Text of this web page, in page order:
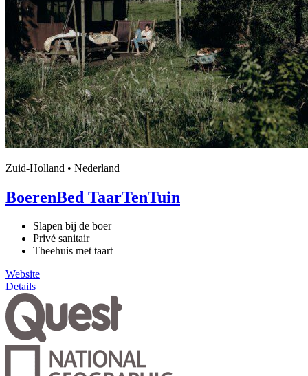
Zuid-Holland • Nederland
BoerenBed TaarTenTuin
Slapen bij de boer
Privé sanitair
Theehuis met taart
Website
Details